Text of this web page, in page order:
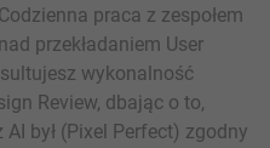
praca z zespołem
przekładaniem User
wykonalność
Review, dbając o to,
był (Pixel Perfect) zgodny